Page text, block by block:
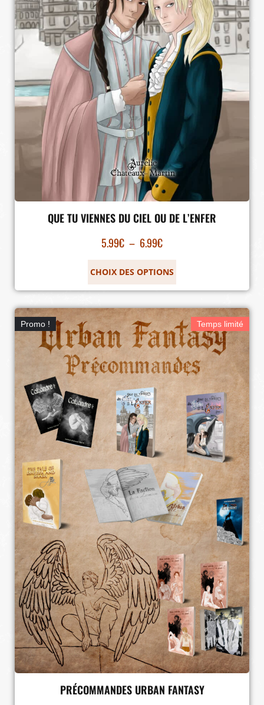
QUE TU VIENNES DU CIEL OU DE L’ENFER
5.99€ – 6.99€
CHOIX DES OPTIONS
Promo ! Temps limité
PRÉCOMMANDES URBAN FANTASY